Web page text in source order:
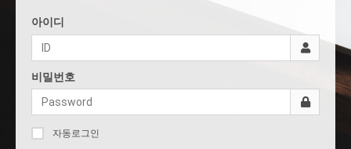
아이디
비밀번호
자동로그인